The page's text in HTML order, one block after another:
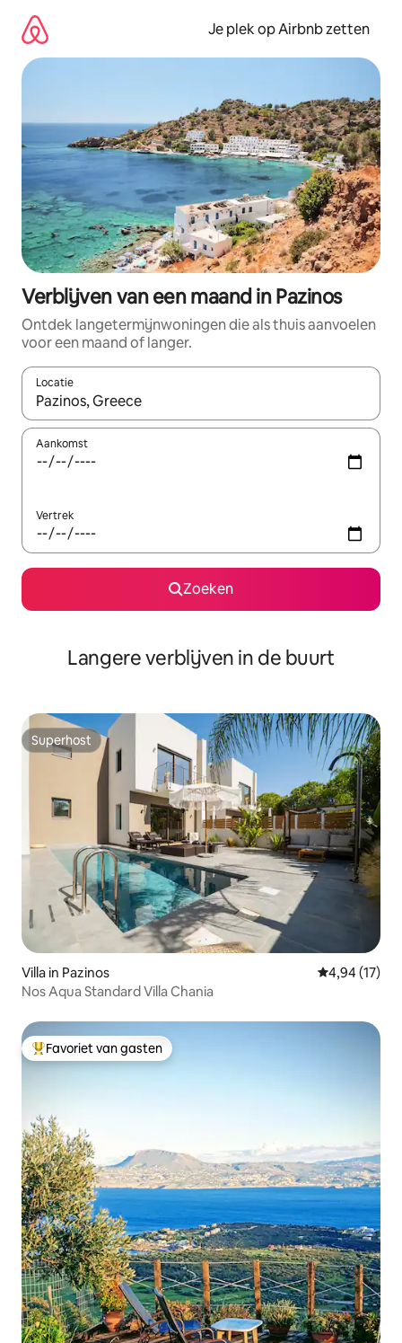
direct
naar
inhoud
Je plek op Airbnb zetten
Verblijven van een maand in Pazinos
Ontdek langetermijnwoningen die als thuis aanvoelen
voor een maand of langer.
Locatie
Wanneer er resultaten beschikbaar zijn, maak je een keuze
Aankomst
Vertrek
Zoeken
Langere verblijven in de buurt
Superhost
Superhost
Villa in Pazinos Gemiddelde
4,94 (17)
Nos Aqua Standard Villa Chania
Topfavoriet van gasten
Favoriet van gasten